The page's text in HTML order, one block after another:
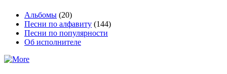
Альбомы (20)
Песни по алфавиту (144)
Песни по популярности
Об исполнителе